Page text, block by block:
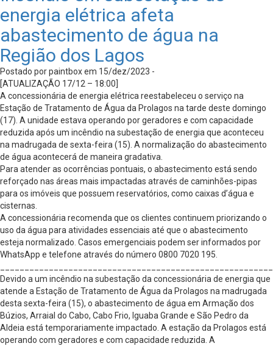
energia elétrica afeta
abastecimento de água na
Região dos Lagos
Postado por paintbox em 15/dez/2023 -
[ATUALIZAÇÃO 17/12 – 18:00]
A concessionária de energia elétrica reestabeleceu o serviço na
Estação de Tratamento de Água da Prolagos na tarde deste domingo
(17). A unidade estava operando por geradores e com capacidade
reduzida após um incêndio na subestação de energia que aconteceu
na madrugada de sexta-feira (15). A normalização do abastecimento
de água acontecerá de maneira gradativa.
Para atender as ocorrências pontuais, o abastecimento está sendo
reforçado nas áreas mais impactadas através de caminhões-pipas
para os imóveis que possuem reservatórios, como caixas d’água e
cisternas.
A concessionária recomenda que os clientes continuem priorizando o
uso da água para atividades essenciais até que o abastecimento
esteja normalizado. Casos emergenciais podem ser informados por
WhatsApp e telefone através do número 0800 7020 195.
Devido a um incêndio na subestação da concessionária de energia que
atende a Estação de Tratamento de Água da Prolagos na madrugada
desta sexta-feira (15), o abastecimento de água em Armação dos
Búzios, Arraial do Cabo, Cabo Frio, Iguaba Grande e São Pedro da
Aldeia está temporariamente impactado. A estação da Prolagos está
operando com geradores e com capacidade reduzida. A